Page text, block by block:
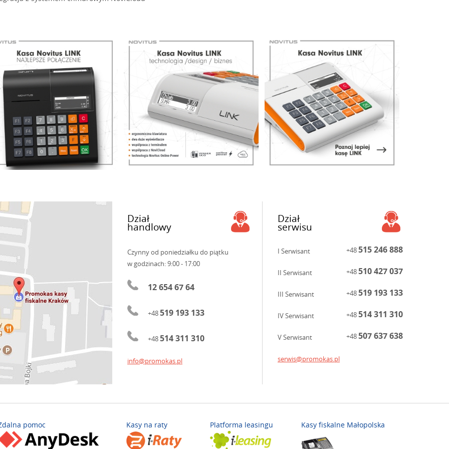
Dział
handlowy
Czynny od poniedziałku do piątku
w godzinach: 9:00 - 17:00
12 654 67 64
+48519 193 133
+48514 311 310
info@promokas.pl
Dział
serwisu
I Serwisant +48515 246 888
II Serwisant +48510 427 037
III Serwisant +48519 193 133
IV Serwisant +48514 311 310
V Serwisant +48507 637 638
serwis@promokas.pl
pomoc Kasy na raty Platforma leasingu Kasy fiskalne Małopolska